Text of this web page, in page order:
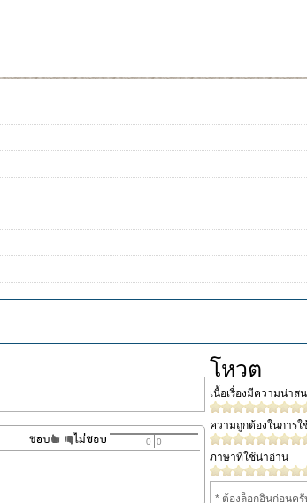
0 0
โหวต
เนื้อเรื่องมีความน่าส
ความถูกต้องในการใ
ภาษาที่ใช้น่าอ่าน
* ต้องล็อกอินก่อนค